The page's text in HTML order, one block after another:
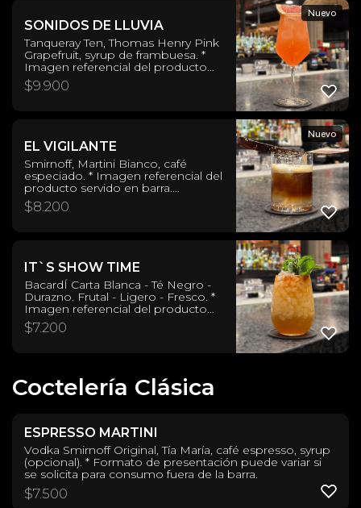
SONIDOS DE LLUVIA
Tanqueray Ten, Thomas Henry Pink
Grapefruit, syrup de frambuesa. *
Imagen referencial del producto
servido en barra. Formato de
presentación puede variar si se
$9.900
Nuevo
EL VIGILANTE
Smirnoff, Martini Bianco, café
especiado. * Imagen referencial del
producto servido en barra.
Formato de presentación puede
variar si se solicita para consumo
$8.200
Nuevo
IT`S SHOW TIME
BacardÍ Carta Blanca - Té Negro -
Durazno. Frutal - Ligero - Fresco. *
Imagen referencial del producto
servido en barra. Formato de
presentación puede variar si se
$7.200
Coctelería Clásica
ESPRESSO MARTINI
Vodka Smirnoff Original, Tía María, café espresso, syrup
(opcional). * Formato de presentación puede variar si
se solicita para consumo fuera de la barra.
$7.500